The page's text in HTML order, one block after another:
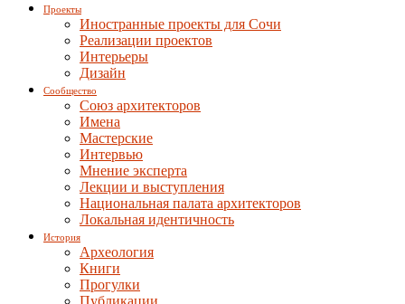
Проекты
Иностранные проекты для Сочи
Реализации проектов
Интерьеры
Дизайн
Сообщество
Союз архитекторов
Имена
Мастерские
Интервью
Мнение эксперта
Лекции и выступления
Национальная палата архитекторов
Локальная идентичность
История
Археология
Книги
Прогулки
Публикации